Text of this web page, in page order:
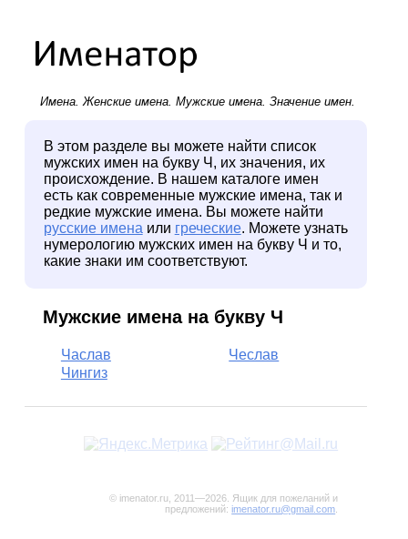
Имена.Женские имена. Мужские имена. Значение имен.
В этом разделе вы можете найти список
мужских имен на букву Ч, их значения, их
происхождение. В нашем каталоге имен
есть как современные мужские имена, так и
редкие мужские имена. Вы можете найти
русские именаили греческие. Можете узнать
нумерологию мужских имен на букву Ч и то,
какие знаки им соответствуют.
Мужские имена на букву Ч
Часлав
Чеслав
Чингиз
© imenator.ru, 2011—2026. Ящик для пожеланий и
предложений:imenator.ru@gmail.com